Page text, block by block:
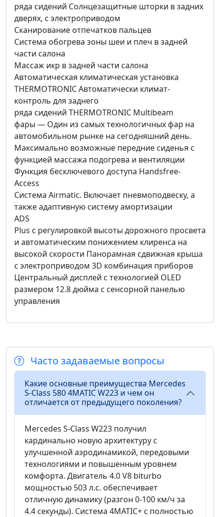
ряда сидений Солнцезащитные шторки в задних
дверях, с электроприводом
Сканирование отпечатков пальцев
Система обогрева зоны шеи и плеч в задней
части салона
Массаж икр в задней части салона
Автоматическая климатическая установка
THERMOTRONIC Автоматически климат-
контроль для заднего
ряда сидений THERMOTRONIC Multibeam
фары — Один из самых технологичных фар на
автомобильном рынке на сегодняшний день.
Максимально возможные передние сиденья с
функцией массажа подогрева и вентиляции
Функция бесключевого доступа Handsfree-
Access
Система Airmatic. Включает пневмоподвеску, а
также адаптивную систему амортизации
ADS
Plus с регулировкой высоты дорожного просвета
и автоматическим понижением клиренса на
высокой скорости Панорамная сдвижная крыша
с электроприводом 3D комбинация приборов
Центральный дисплей с технологией OLED
размером 12.8 дюйма с сенсорной панелью
управления
Часто задаваемые вопросы
Какие основные преимущества Mercedes
S-Class 580 4MATIC W223 и чем он
отличается от предыдущего поколения?
Mercedes S-Class W223 получил
кардинально новую архитектуру с
улучшенной аэродинамикой, передовыми
технологиями и повышенным уровнем
комфорта. Двигатель 4.0 V8 biturbo
мощностью 503 л.с. обеспечивает
отличную динамику (разгон 0-100 км/ч за
4.4 секунды). Система 4MATIC+ с полностью